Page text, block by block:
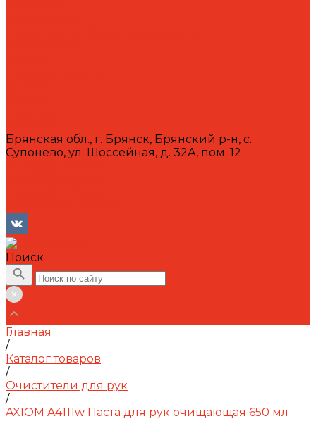
Брянская обл., г. Брянск, Брянский р-н, с.
Супонево, ул. Шоссейная, д. 32А, пом. 12
Поиск
Главная
/
Каталог товаров
/
Очистители для рук
/
AXIOM A4111w Паста для рук очищающая 650 мл